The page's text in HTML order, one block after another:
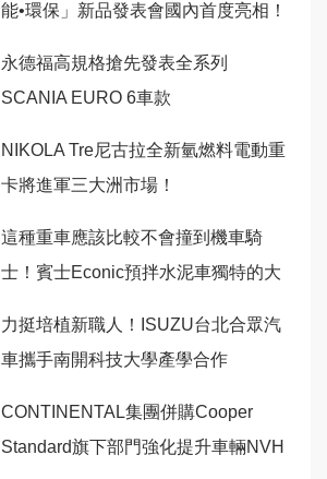
能•環保」新品發表會國內首度亮相！
永德福高規格搶先發表全系列
SCANIA EURO 6車款
NIKOLA Tre尼古拉全新氫燃料電動重
卡將進軍三大洲市場！
這種重車應該比較不會撞到機車騎
士！賓士Econic預拌水泥車獨特的大
力挺培植新職人！ISUZU台北合眾汽
車攜手南開科技大學產學合作
CONTINENTAL集團併購Cooper
Standard旗下部門強化提升車輛NVH